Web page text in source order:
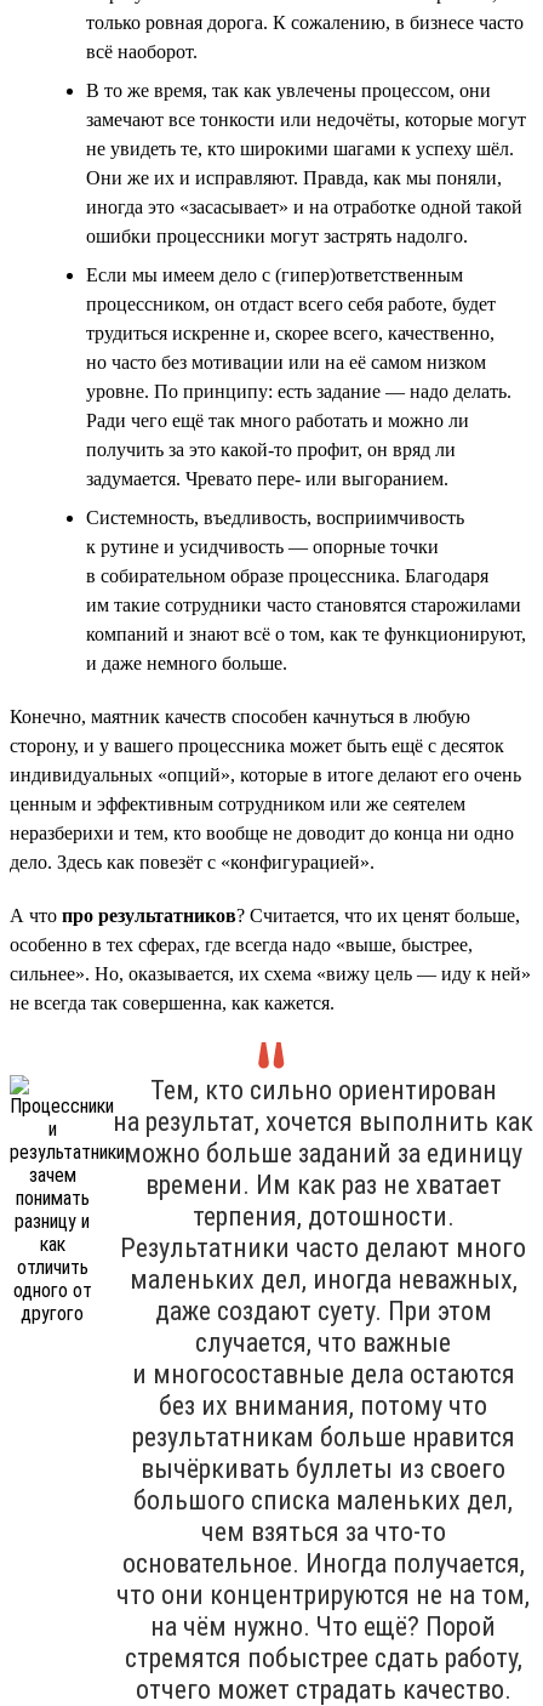
только ровная дорога. К сожалению, в бизнесе часто
всё наоборот.
В то же время, так как увлечены процессом, они
замечают все тонкости или недочёты, которые могут
не увидеть те, кто широкими шагами к успеху шёл.
Они же их и исправляют. Правда, как мы поняли,
иногда это «засасывает» и на отработке одной такой
ошибки процессники могут застрять надолго.
Если мы имеем дело с (гипер)ответственным
процессником, он отдаст всего себя работе, будет
трудиться искренне и, скорее всего, качественно,
но часто без мотивации или на её самом низком
уровне. По принципу: есть задание — надо делать.
Ради чего ещё так много работать и можно ли
получить за это какой-то профит, он вряд ли
задумается. Чревато пере- или выгоранием.
Системность, въедливость, восприимчивость
к рутине и усидчивость — опорные точки
в собирательном образе процессника. Благодаря
им такие сотрудники часто становятся старожилами
компаний и знают всё о том, как те функционируют,
и даже немного больше.
Конечно, маятник качеств способен качнуться в любую
сторону, и у вашего процессника может быть ещё с десяток
индивидуальных «опций», которые в итоге делают его очень
ценным и эффективным сотрудником или же сеятелем
неразберихи и тем, кто вообще не доводит до конца ни одно
дело. Здесь как повезёт с «конфигурацией».
А что про результатников? Считается, что их ценят больше,
особенно в тех сферах, где всегда надо «выше, быстрее,
сильнее». Но, оказывается, их схема «вижу цель — иду к ней»
не всегда так совершенна, как кажется.
Тем, кто сильно ориентирован
на результат, хочется выполнить как
можно больше заданий за единицу
времени. Им как раз не хватает
терпения, дотошности.
Результатники часто делают много
маленьких дел, иногда неважных,
даже создают суету. При этом
случается, что важные
и многосоставные дела остаются
без их внимания, потому что
результатникам больше нравится
вычёркивать буллеты из своего
большого списка маленьких дел,
чем взяться за что-то
основательное. Иногда получается,
что они концентрируются не на том,
на чём нужно. Что ещё? Порой
стремятся побыстрее сдать работу,
отчего может страдать качество.